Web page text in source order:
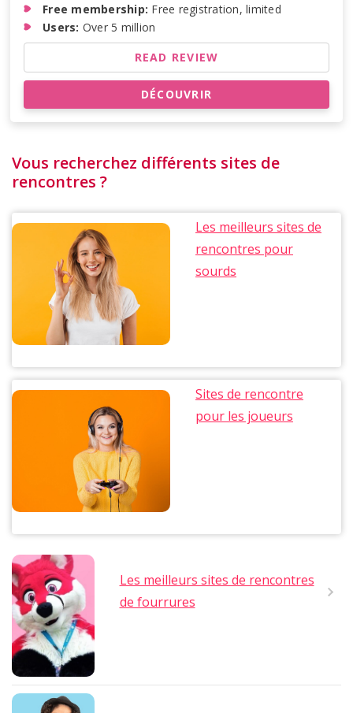
Free membership: Free registration, limited
Users: Over 5 million
READ REVIEW
DÉCOUVRIR
Vous recherchez différents sites de
rencontres ?
Les meilleurs sites de
rencontres pour
sourds
Sites de rencontre
pour les joueurs
Les meilleurs sites de rencontres
de fourrures